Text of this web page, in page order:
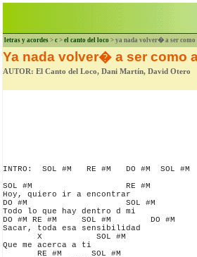
letras y acordes > c > el canto del loco > ya nada volver� a ser como
Ya nada volver� a ser como
AUTOR: El Canto del Loco, Dani Martín, David Otero
INTRO:  SOL #M   RE #M   DO #M  SOL
SOL #M                   RE #M
Hoy, quiero ir a encontrar
DO #M                    SOL #M
Todo lo que hay dentro d mi
DO #M RE #M     SOL #M
Sacar, toda esa sensibilidad
       X           SOL #M
Que me acerca a ti
       RE #M      SOL #M